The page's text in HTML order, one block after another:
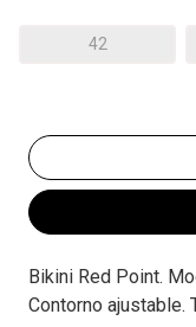
42
Bikini Red Point.
Contorno ajustable.